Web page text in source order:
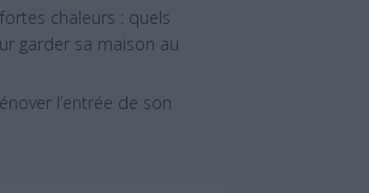
chaleurs : quels
garder sa maison au
l’entrée de son